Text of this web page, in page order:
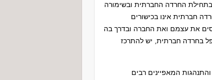
החרדה החברתית ובשימורה
חברתית אינו בכישורים
את עצמם ואת החברה ובדרך בה
בחרדה חברתית, יש להתרכז
המאפיינים רבים